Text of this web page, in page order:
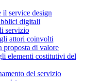
il service design
digitali
servizio
attori coinvolti
proposta di valore
elementi costitutivi del
del servizio